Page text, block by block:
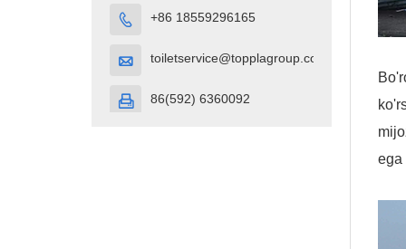
 +86 18559296165
 toiletservice@topplagroup.com
 86(592) 6360092
ega